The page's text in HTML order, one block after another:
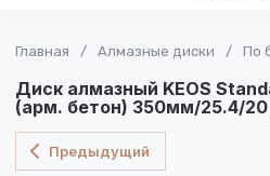
Главная / Алмазные диски / По
Диск алмазный KEOS
(арм. бетон) 350мм/25.4/20
Предыдущий